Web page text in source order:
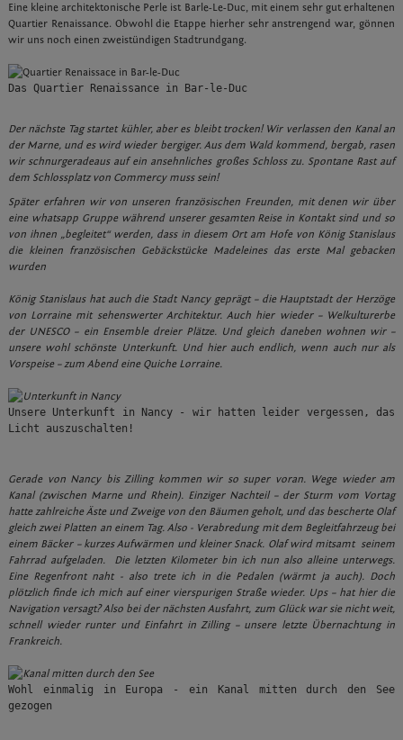
Eine kleine architektonische Perle ist Barle-Le-Duc, mit einem sehr gut erhaltenen
Quartier Renaissance. Obwohl die Etappe hierher sehr anstrengend war, gönnen
wir uns noch einen zweistündigen Stadtrundgang.
Das Quartier Renaissance in Bar-le-Duc
Der nächste Tag startet kühler, aber es bleibt trocken! Wir verlassen den Kanal an
der Marne, und es wird wieder bergiger. Aus dem Wald kommend, bergab, rasen
wir schnurgeradeaus auf ein ansehnliches großes Schloss zu. Spontane Rast auf
dem Schlossplatz von Commercy muss sein!
Später erfahren wir von unseren französischen Freunden, mit denen wir über
eine whatsapp Gruppe während unserer gesamten Reise in Kontakt sind und so
von ihnen „begleitet“ werden, dass in diesem Ort am Hofe von König Stanislaus
die kleinen französischen Gebäckstücke Madeleines das erste Mal gebacken
wurden
König Stanislaus hat auch die Stadt Nancy geprägt – die Hauptstadt der Herzöge
von Lorraine mit sehenswerter Architektur. Auch hier wieder – Welkulturerbe
der UNESCO – ein Ensemble dreier Plätze. Und gleich daneben wohnen wir –
unsere wohl schönste Unterkunft. Und hier auch endlich, wenn auch nur als
Vorspeise – zum Abend eine Quiche Lorraine.
Unsere Unterkunft in Nancy - wir hatten leider vergessen, das
Licht auszuschalten!
Gerade von Nancy bis Zilling kommen wir so super voran. Wege wieder am
Kanal (zwischen Marne und Rhein). Einziger Nachteil – der Sturm vom Vortag
hatte zahlreiche Äste und Zweige von den Bäumen geholt, und das bescherte Olaf
gleich zwei Platten an einem Tag. Also - Verabredung mit dem Begleitfahrzeug bei
einem Bäcker – kurzes Aufwärmen und kleiner Snack. Olaf wird mitsamt seinem
Fahrrad aufgeladen. Die letzten Kilometer bin ich nun also alleine unterwegs.
Eine Regenfront naht - also trete ich in die Pedalen (wärmt ja auch). Doch
plötzlich finde ich mich auf einer vierspurigen Straße wieder. Ups – hat hier die
Navigation versagt? Also bei der nächsten Ausfahrt, zum Glück war sie nicht weit,
schnell wieder runter und Einfahrt in Zilling – unsere letzte Übernachtung in
Frankreich.
Wohl einmalig in Europa - ein Kanal mitten durch den See
gezogen